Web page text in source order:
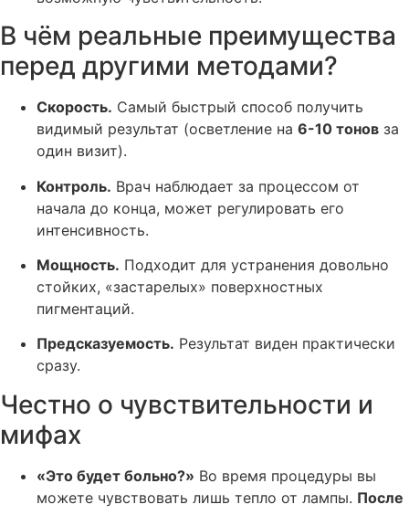
В чём реальные преимущества
перед другими методами?
Скорость. Самый быстрый способ получить
видимый результат (осветление на 6-10 тонов за
один визит).
Контроль. Врач наблюдает за процессом от
начала до конца, может регулировать его
интенсивность.
Мощность. Подходит для устранения довольно
стойких, «застарелых» поверхностных
пигментаций.
Предсказуемость. Результат виден практически
сразу.
Честно о чувствительности и
мифах
«Это будет больно?» Во время процедуры вы
можете чувствовать лишь тепло от лампы. После